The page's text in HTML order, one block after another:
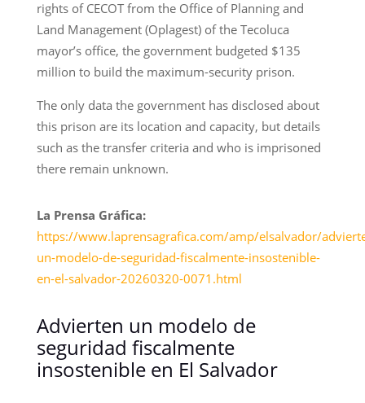
rights of CECOT from the Office of Planning and
Land Management (Oplagest) of the Tecoluca
mayor’s office, the government budgeted $135
million to build the maximum-security prison.
The only data the government has disclosed about
this prison are its location and capacity, but details
such as the transfer criteria and who is imprisoned
there remain unknown.
La Prensa Gráfica:
https://www.laprensagrafica.com/amp/elsalvador/
un-modelo-de-seguridad-fiscalmente-insostenible-
en-el-salvador-20260320-0071.html
Advierten un modelo de
seguridad fiscalmente
insostenible en El Salvador